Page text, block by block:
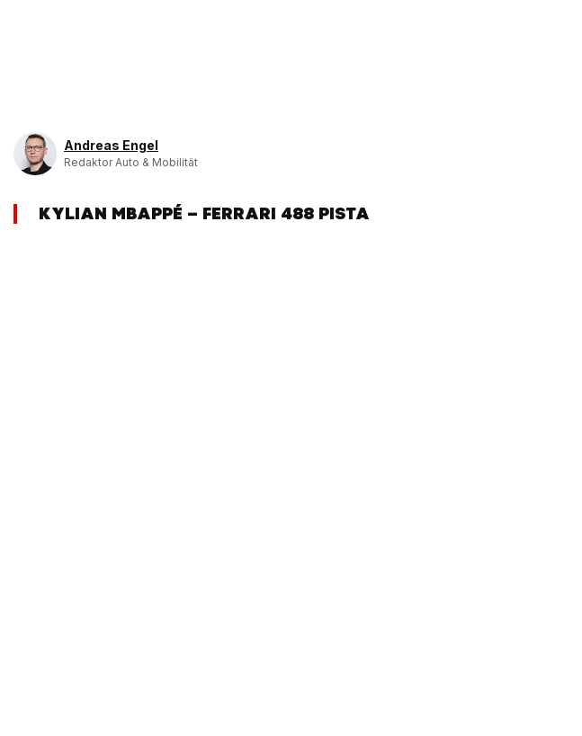
Andreas Engel
Redaktor Auto & Mobilität
KYLIAN MBAPPÉ – FERRARI 488 PISTA